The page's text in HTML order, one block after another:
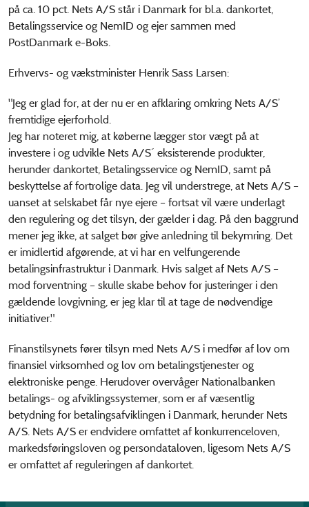
på ca. 10 pct. Nets A/S står i Danmark for bl.a. dankortet,
Betalingsservice og NemID og ejer sammen med
PostDanmark e-Boks.
Erhvervs- og vækstminister Henrik Sass Larsen:
"Jeg er glad for, at der nu er en afklaring omkring Nets A/S’
fremtidige ejerforhold.
Jeg har noteret mig, at køberne lægger stor vægt på at
investere i og udvikle Nets A/S´ eksisterende produkter,
herunder dankortet, Betalingsservice og NemID, samt på
beskyttelse af fortrolige data. Jeg vil understrege, at Nets A/S –
uanset at selskabet får nye ejere – fortsat vil være underlagt
den regulering og det tilsyn, der gælder i dag. På den baggrund
mener jeg ikke, at salget bør give anledning til bekymring. Det
er imidlertid afgørende, at vi har en velfungerende
betalingsinfrastruktur i Danmark. Hvis salget af Nets A/S –
mod forventning – skulle skabe behov for justeringer i den
gældende lovgivning, er jeg klar til at tage de nødvendige
initiativer."
Finanstilsynets fører tilsyn med Nets A/S i medfør af lov om
finansiel virksomhed og lov om betalingstjenester og
elektroniske penge. Herudover overvåger Nationalbanken
betalings- og afviklingssystemer, som er af væsentlig
betydning for betalingsafviklingen i Danmark, herunder Nets
A/S. Nets A/S er endvidere omfattet af konkurrenceloven,
markedsføringsloven og persondataloven, ligesom Nets A/S
er omfattet af reguleringen af dankortet.